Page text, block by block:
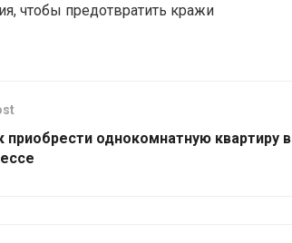
чтобы предотвратить кражи
приобрести однокомнатную квартиру в